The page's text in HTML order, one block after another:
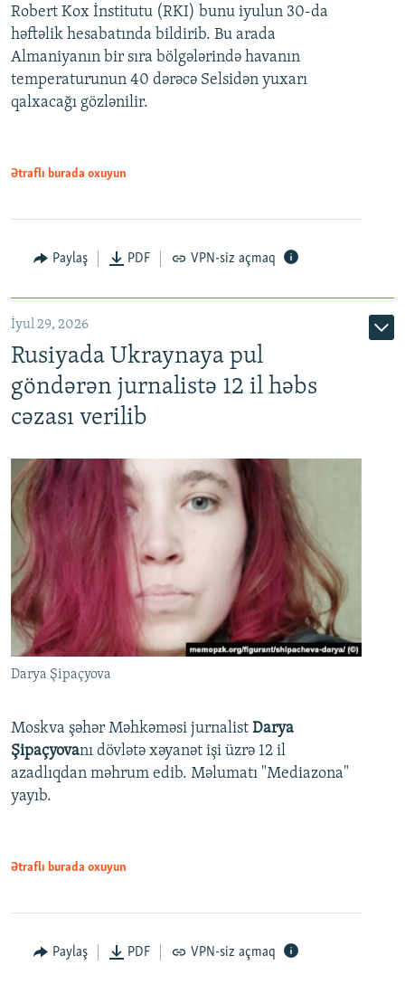
Robert Kox İnstitutu (RKI) bunu iyulun 30-da
həftəlik hesabatında bildirib. Bu arada
Almaniyanın bir sıra bölgələrində havanın
temperaturunun 40 dərəcə Selsidən yuxarı
qalxacağı gözlənilir.
Ətraflı burada oxuyun
Paylaş PDF VPN-siz açmaq
İyul 29, 2026
Rusiyada Ukraynaya pul
göndərən jurnalistə 12 il həbs
cəzası verilib
Darya Şipaçyova
Moskva şəhər Məhkəməsi jurnalist Darya
Şipaçyovanı dövlətə xəyanət işi üzrə 12 il
azadlıqdan məhrum edib. Məlumatı "Mediazona"
yayıb.
Ətraflı burada oxuyun
Paylaş PDF VPN-siz açmaq